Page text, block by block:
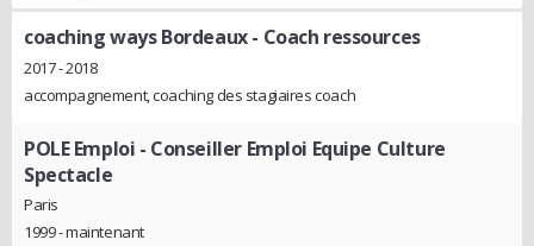
coaching ways Bordeaux- Coach ressources
2017 - 2018
accompagnement, coaching des stagiaires coach
POLE Emploi - Conseiller Emploi Equipe Culture
Spectacle
Paris
1999 - maintenant